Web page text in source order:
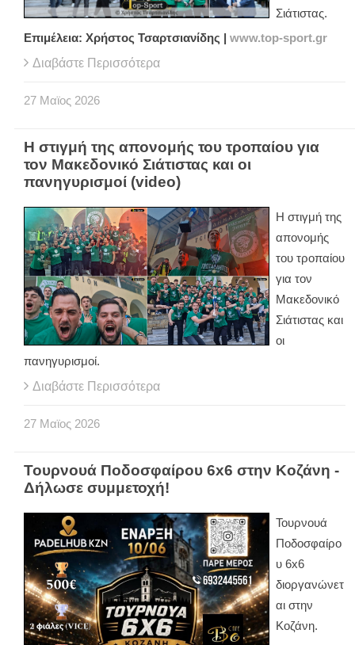
Σιάτιστας.
Επιμέλεια: Χρήστος Τσαρτσιανίδης | www.top-sport.gr
Διαβάστε Περισσότερα
27 Μαϊος 2026
Η στιγμή της απονομής του τροπαίου για
τον Μακεδονικό Σιάτιστας και οι
πανηγυρισμοί (video)
Η στιγμή της
απονομής
του τροπαίου
για τον
Μακεδονικό
Σιάτιστας και
οι
πανηγυρισμοί.
Διαβάστε Περισσότερα
27 Μαϊος 2026
Τουρνουά Ποδοσφαίρου 6x6 στην Κοζάνη -
Δήλωσε συμμετοχή!
Τουρνουά
Ποδοσφαίρο
υ 6x6
διοργανώνετ
αι στην
Κοζάνη.